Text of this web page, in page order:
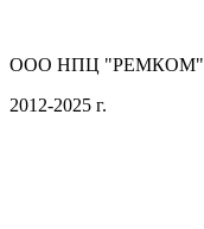
ООО НПЦ "РЕМКОМ"
2012-2025 г.